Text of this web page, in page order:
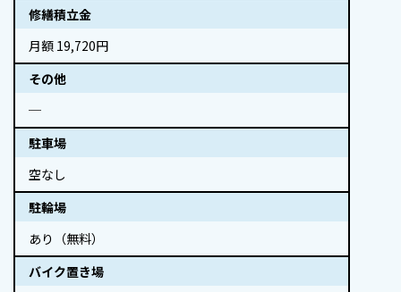
修繕積立金
月額 19,720円
その他
─
駐車場
空なし
駐輪場
あり（無料）
バイク置き場